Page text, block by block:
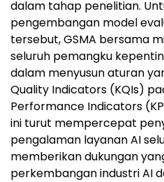
dalam tahap penelitian.
pengembangan model
tersebut, GSMA bersama
seluruh pemangku
dalam menyusun aturan
Quality Indicators (KQIs)
Performance Indicators
ini turut mempercepat
pengalaman layanan AI
memberikan dukungan
perkembangan industri AI